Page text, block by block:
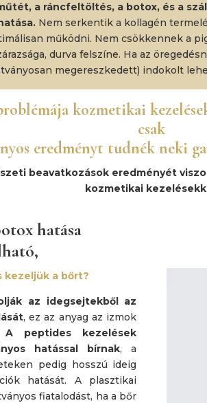
a ráncfeltöltés, a botox, és a
Nem serkentik a kollagén
működni. Nem csökkennek a
durva felszíne. Ha az
megereszkedett) indokolt
kozmetikai
csak
eredményt tudnék neki
beavatkozások eredményét
kozmetikai
hatása
kezeljük a bőrt?
az idegsejtekből az
, ez az anyag az izmok
A peptides kezelések
hatással bírnak, a
pedig hosszú ideig
hatását. A plasztikai
fiatalodást, ha a bőr